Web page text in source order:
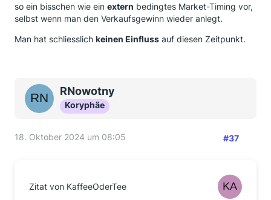
so ein bisschen wie ein extern bedingtes Market-Timing vor,
selbst wenn man den Verkaufsgewinn wieder anlegt.
Man hat schliesslich keinen Einfluss auf diesen Zeitpunkt.
RNowotny
Koryphäe
18. Oktober 2024 um 08:05 #37
Zitat von KaffeeOderTee